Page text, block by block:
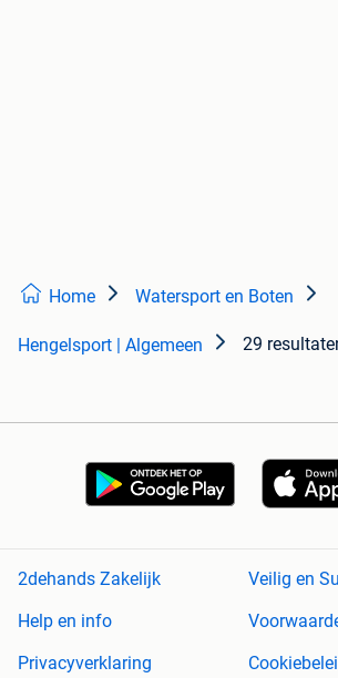
Home Watersport en Boten
Hengelsport | Algemeen 29
2dehands Zakelijk
Veilig en
Help en info
Privacyverklaring